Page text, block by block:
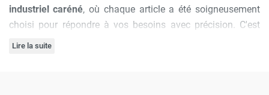
industriel caréné, où chaque article a été soigneusement
choisi pour répondre à vos besoins avec précision. C'est
pour cela que nous avons sélectionné les marques :
Lire la suite